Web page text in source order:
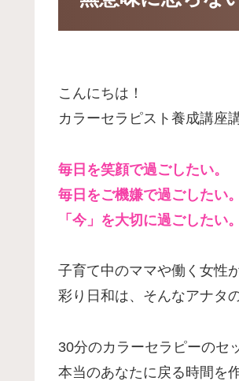
こんにちは！
カラーセラピスト養成講座
毎日を笑顔で過ごしたい。
毎日をご機嫌で過ごしたい。
「今」を大切に過ごしたい。
子育て中のママや働く女性
彩り日和は、そんなアナタ
30分のカラーセラピーのセ
本当のあなたに戻る時間を